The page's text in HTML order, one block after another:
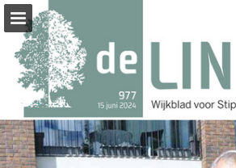
Pagina overzicht
Zoeken
Publicatie rapporteren